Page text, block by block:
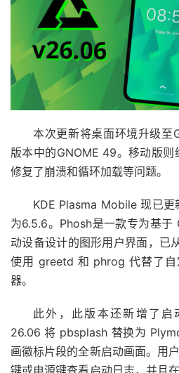
本次更新将桌面环境升级至
版本中的GNOME 49。 移动版则
修复了崩溃和循环加载等问题。
KDE Plasma Mobile 现已更
为6.5.6。Phosh是一款专为基于
动设备设计的图形用户界面，已
使用 greetd 和 phrog 代替了
器。
此外，此版本还新增了启
26.06 将 pbsplash 替换为
画徽标片段的全新启动画面。用
键或电源键查看启动日志，并且